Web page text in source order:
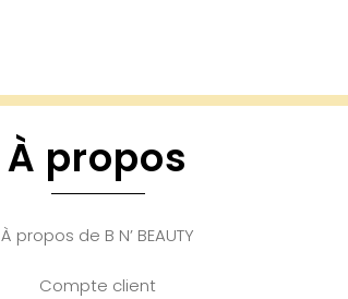
À propos
À propos de B N’ BEAUTY
Compte client